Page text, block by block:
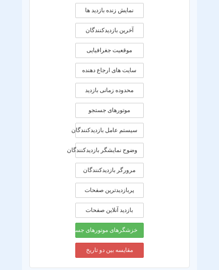
نمایش زنده بازدید ها
آخرین بازدیدکنندگان
موقعيت جغرافيايی
سایت های ارجاع دهنده
محدوده زمانی بازديد
موتورهای جستجو
سیستم عامل بازدیدکنندگان
وضوح نمایشگر بازدیدکنندگان
مرورگر بازدیدکنندگان
پربازدیدترین صفحات
بازدید آنلاین صفحات
خزشگرهای موتورهای جستجو
مقایسه بین دو تاریخ